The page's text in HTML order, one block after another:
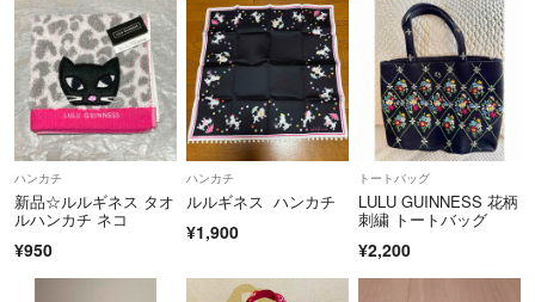
自身の脚のリハビリ中の上、家族が危ない状況です。
発送が遅れます。1〜2日で発送となっていますが、数が多いため変更
が出来ておりません。よろしくお願いいたします🙇‍♀️お急ぎの方はご遠
慮ください。
ハンカチ
新品☆ルルギネス タオ
ルハンカチ ネコ
¥950
ハンカチ
ルルギネス ハンカチ
¥1,900
トートバッグ
LULU GUINNESS 花柄
刺繍 トートバッグ
¥2,200